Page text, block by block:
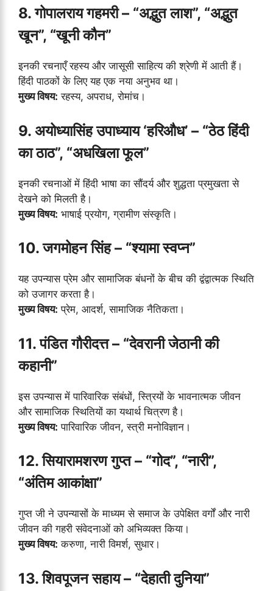
8. गोपालराय गहमरी – “अद्भुत लाश”, “अद्भुत
खून”, “खूनी कौन”
इनकी रचनाएँ रहस्य और जासूसी साहित्य की श्रेणी में आती हैं।
हिंदी पाठकों के लिए यह एक नया अनुभव था।
मुख्य विषय: रहस्य, अपराध, रोमांच।
9. अयोध्यासिंह उपाध्याय ‘हरिऔध’ – “ठेठ हिंदी
का ठाठ”, “अधखिला फूल”
इनकी रचनाओं में हिंदी भाषा का सौंदर्य और शुद्धता प्रमुखता से
देखने को मिलती है।
मुख्य विषय: भाषाई प्रयोग, ग्रामीण संस्कृति।
10. जगमोहन सिंह – “श्यामा स्वप्न”
यह उपन्यास प्रेम और सामाजिक बंधनों के बीच की द्वंद्वात्मक स्थिति
को उजागर करता है।
मुख्य विषय: प्रेम, आदर्श, सामाजिक नैतिकता।
11. पंडित गौरीदत्त – “देवरानी जेठानी की
कहानी”
इस उपन्यास में पारिवारिक संबंधों, स्त्रियों के भावनात्मक जीवन
और सामाजिक स्थितियों का यथार्थ चित्रण है।
मुख्य विषय: पारिवारिक जीवन, स्त्री मनोविज्ञान।
12. सियारामशरण गुप्त – “गोद”, “नारी”,
“अंतिम आकांक्षा”
गुप्त जी ने उपन्यासों के माध्यम से समाज के उपेक्षित वर्गों और नारी
जीवन की गहरी संवेदनाओं को अभिव्यक्त किया।
मुख्य विषय: करुणा, नारी विमर्श, सुधार।
13. शिवपूजन सहाय – “देहाती दुनिया”